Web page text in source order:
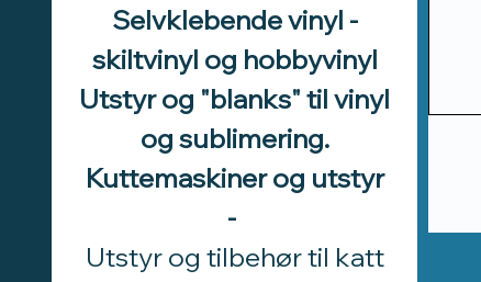
Selvklebende vinyl -
skiltvinyl og hobbyvinyl
Utstyr og "blanks" til vinyl
og sublimering.
Kuttemaskiner og utstyr
-
Utstyr og tilbehør til katt